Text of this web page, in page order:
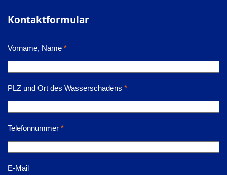
Kontaktformular
Vorname, Name *
PLZ und Ort des Wasserschadens *
Telefonnummer *
E-Mail